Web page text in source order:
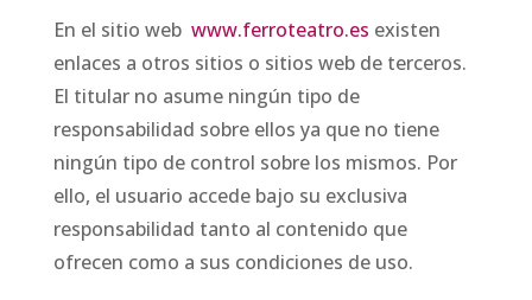
En el sitio web www.ferroteatro.es existen
enlaces a otros sitios o sitios web de terceros.
El titular no asume ningún tipo de
responsabilidad sobre ellos ya que no tiene
ningún tipo de control sobre los mismos. Por
ello, el usuario accede bajo su exclusiva
responsabilidad tanto al contenido que
ofrecen como a sus condiciones de uso.